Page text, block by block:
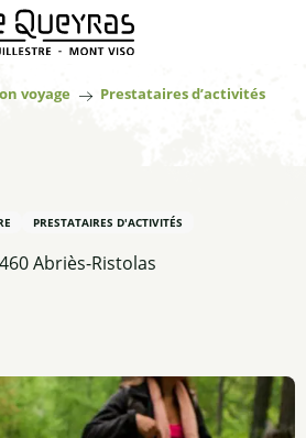
voyage
Prestataires d’activités
PRESTATAIRES D'ACTIVITÉS
Abriès-Ristolas
favoris